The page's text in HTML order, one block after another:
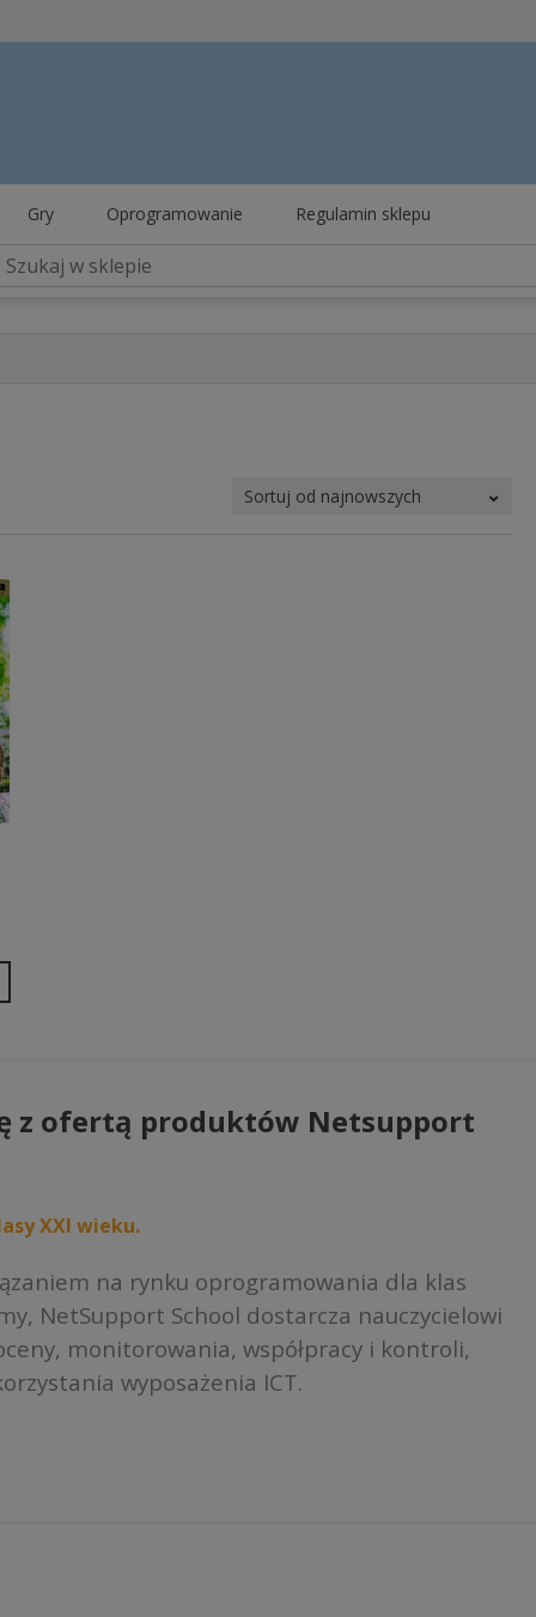
Gry Oprogramowanie Regulamin sklepu
z ofertą produktów Netsupport
XXI wieku.
na rynku oprogramowania dla klas
NetSupport School dostarcza nauczycielowi
monitorowania, współpracy i kontroli,
wyposażenia ICT.